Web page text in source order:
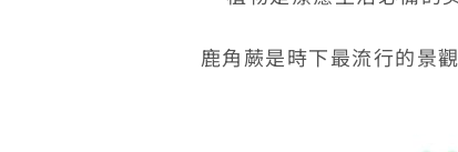
鹿角蕨是時下最流行的景